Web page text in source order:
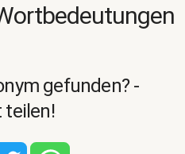
gefunden? -
teilen!